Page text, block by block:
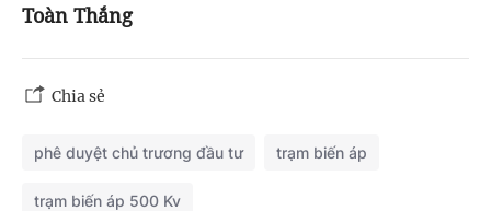
Toàn Thắng
Chia sẻ
phê duyệt chủ trương đầu tư trạm biến áp
trạm biến áp 500 Kv